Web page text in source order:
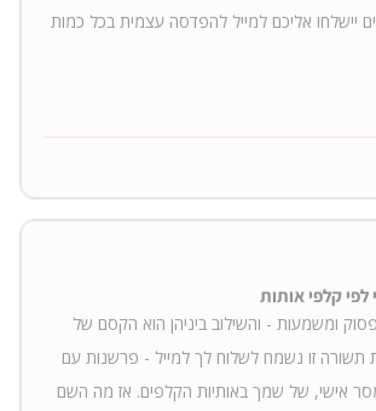
יישלחו אליכם למייל להפדסה עצמית בכל כמות
קלפי אותות
ומשמעות - והשילוב ביניהן הוא הקסם של
תשורה זו נשמח לשלוח לך למייל - פרשנות עם
אישי, של שמך באותיות הקלפים. אז מה השם